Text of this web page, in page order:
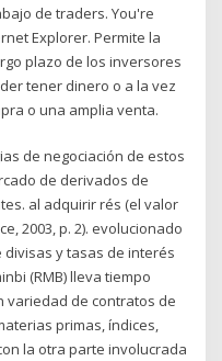
de traders. You're
Explorer. Permite la
plazo de los inversores
tener dinero o a la vez
o una amplia venta.
de negociación de estos
de derivados de
al adquirir rés (el valor
2003, p. 2). evolucionado
y tasas de interés
(RMB) lleva tiempo
variedad de contratos de
primas, índices,
la otra parte involucrada